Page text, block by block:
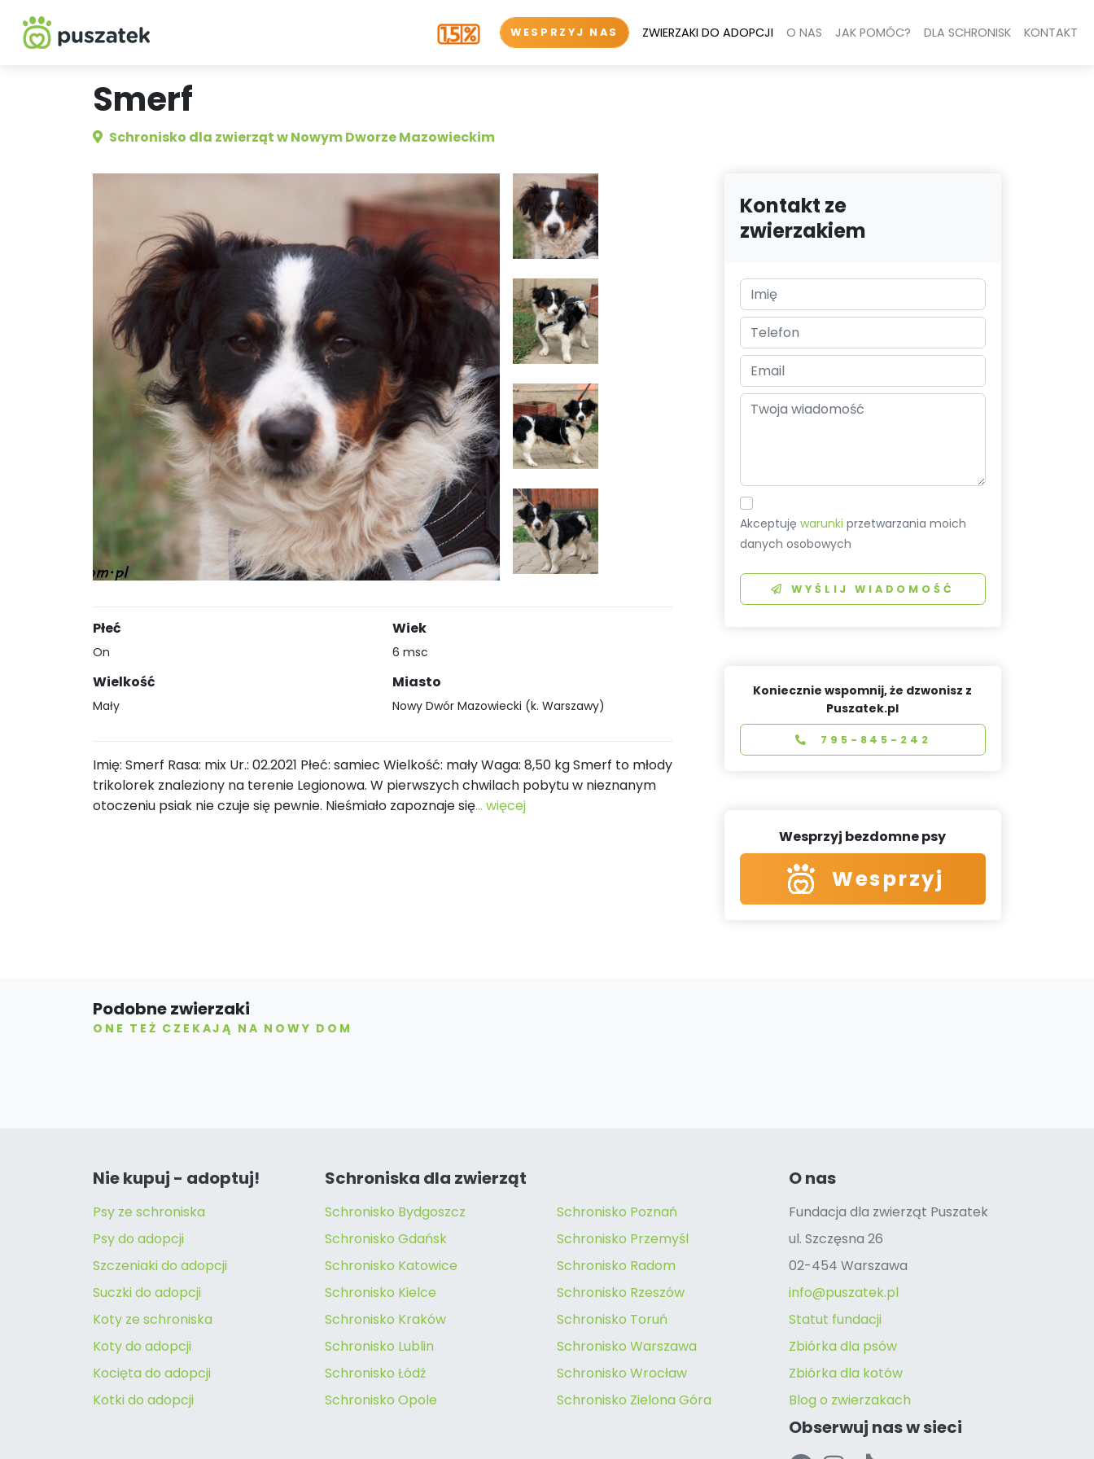
WESPRZYJ NAS ZWIERZAKI DO ADOPCJI O NAS JAK POMÓC? DLA SCHRONISK KONTAKT
Smerf
Schronisko dla zwierząt w Nowym Dworze Mazowieckim
Płeć
On
Wielkość
Mały
Wiek
6 msc
Miasto
Nowy Dwór Mazowiecki (k. Warszawy)
Imię: Smerf Rasa: mix Ur.: 02.2021 Płeć: samiec Wielkość: mały Waga: 8,50 kg Smerf to młody
trikolorek znaleziony na terenie Legionowa. W pierwszych chwilach pobytu w nieznanym
otoczeniu psiak nie czuje się pewnie. Nieśmiało zapoznaje się... więcej
Kontakt ze
zwierzakiem
Akceptujęwarunki przetwarzania moich
danych osobowych
WYŚLIJ WIADOMOŚĆ
Koniecznie wspomnij, że dzwonisz z
Puszatek.pl
795-845-242
Wesprzyj bezdomne psy
Wesprzyj
Podobne zwierzaki
ONE TEŻ CZEKAJĄ NA NOWY DOM
Nie kupuj - adoptuj!
Psy ze schroniska
Psy do adopcji
Szczeniaki do adopcji
Suczki do adopcji
Koty ze schroniska
Koty do adopcji
Kocięta do adopcji
Kotki do adopcji
Schroniska dla zwierząt
Schronisko Bydgoszcz
Schronisko Gdańsk
Schronisko Katowice
Schronisko Kielce
Schronisko Kraków
Schronisko Lublin
Schronisko Łódź
Schronisko Opole
Schronisko Poznań
Schronisko Przemyśl
Schronisko Radom
Schronisko Rzeszów
Schronisko Toruń
Schronisko Warszawa
Schronisko Wrocław
Schronisko Zielona Góra
O nas
Fundacja dla zwierząt Puszatek
ul. Szczęsna 26
02-454 Warszawa
info@puszatek.pl
Statut fundacji
Zbiórka dla psów
Zbiórka dla kotów
Blog o zwierzakach
Obserwuj nas w sieci